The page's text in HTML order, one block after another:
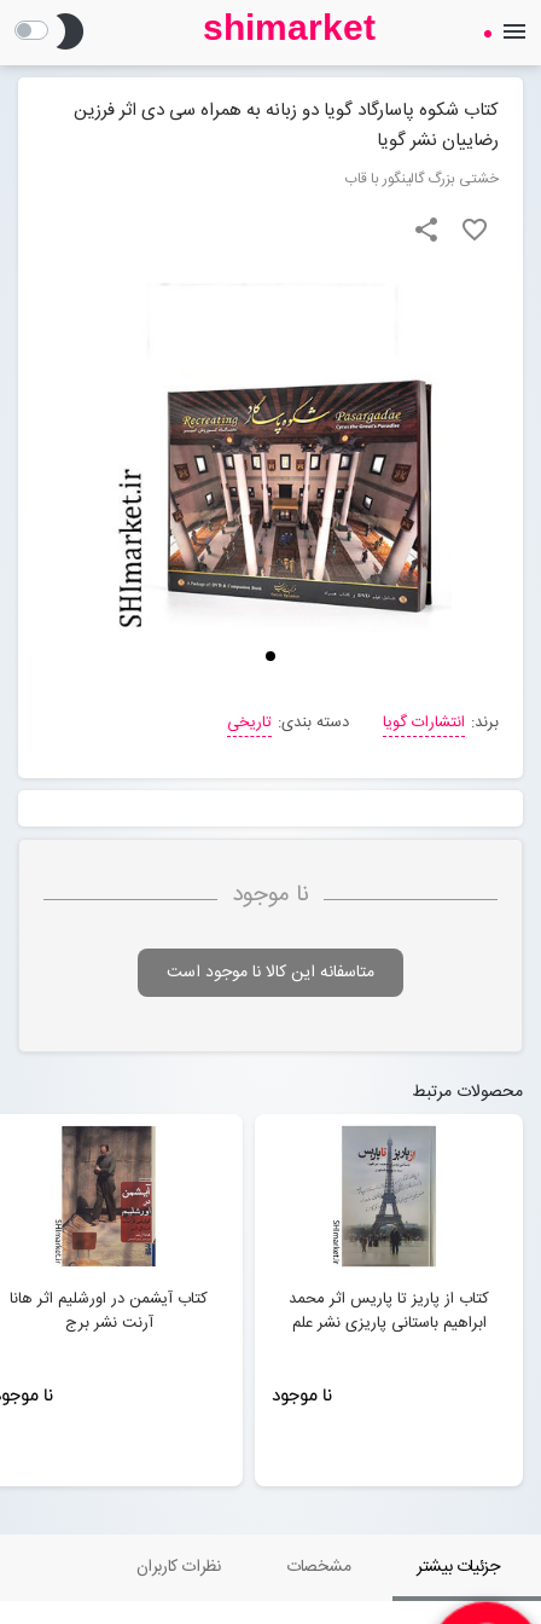
SHIMARKET
فروشگاه اینترنتی کتاب
درباره ما
بلاگ
ورود به سایت
brightness_2 shimarket menu
کتاب شکوه پاسارگاد گویا دو زبانه به همراه سی دی اثر فرزین
رضاییان نشر گویا
خشتی بزرگ گالینگور با قاب
favorite_border
share
برند: انتشارات گویا دسته بندی: تاریخی
نا موجود
متاسفانه این کالا نا موجود است
محصولات مرتبط
کتاب از پاریز تا پاریس اثر محمد
ابراهیم باستانی پاریزی نشر علم
نا موجود
کتاب آیشمن در اورشلیم اثر هانا
آرنت نشر برج
نا
جزئیات بیشتر مشخصات نظرات کاربران